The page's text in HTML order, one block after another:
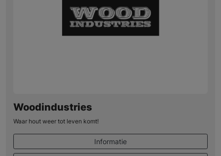
Woodindustries
Waar hout weer tot leven komt!
Informatie